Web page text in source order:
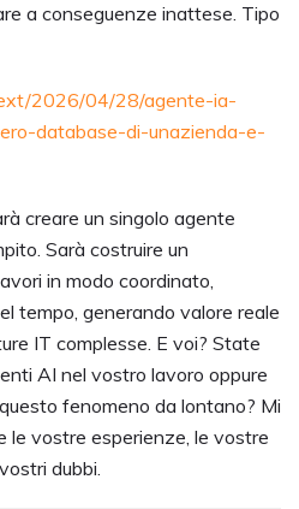
a conseguenze inattese. Tipo
2026/04/28/agente-ia-
database-di-unazienda-e-
creare un singolo agente
Sarà costruire un
in modo coordinato,
tempo, generando valore reale
IT complesse. E voi? State
AI nel vostro lavoro oppure
fenomeno da lontano? Mi
le vostre esperienze, le vostre
dubbi.